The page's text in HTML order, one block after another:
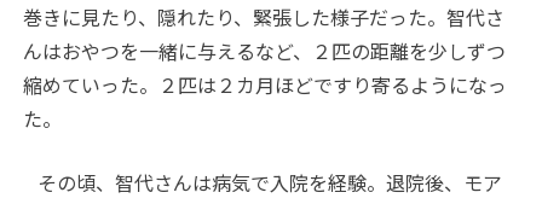
巻きに見たり、隠れたり、緊張した様子だった。智代さ
んはおやつを一緒に与えるなど、２匹の距離を少しずつ
縮めていった。２匹は２カ月ほどですり寄るようになっ
た。
その頃、智代さんは病気で入院を経験。退院後、モア